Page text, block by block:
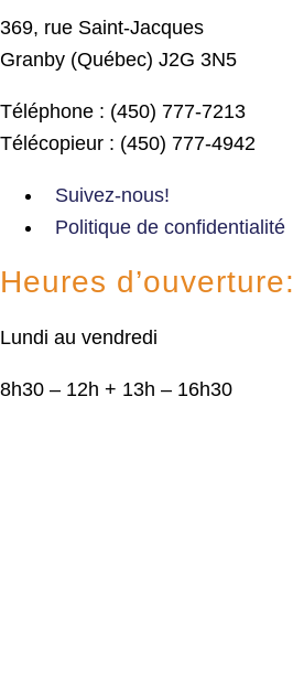
369, rue Saint-Jacques
Granby (Québec) J2G 3N5
Téléphone : (450) 777-7213
Télécopieur : (450) 777-4942
Suivez-nous!
Politique de confidentialité
Heures d’ouverture:
Lundi au vendredi
8h30 – 12h + 13h – 16h30